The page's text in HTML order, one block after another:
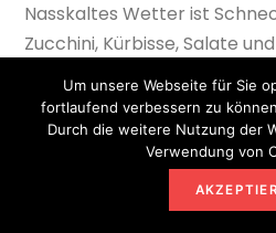
Nasskaltes Wetter ist
Zucchini, Kürbisse, Salate
gefährdet.
Was Sie
Schafskälte
Um unsere Webseite für Sie
fortlaufend verbessern zu
Durch die weitere Nutzung der
Verwendung von